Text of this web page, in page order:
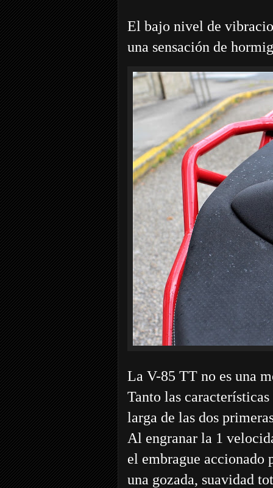
El bajo nivel de
una sensación de
La V-85 TT no es una
Tanto las
larga de las dos
Al engranar la 1
el embrague accionado
una gozada, suavidad